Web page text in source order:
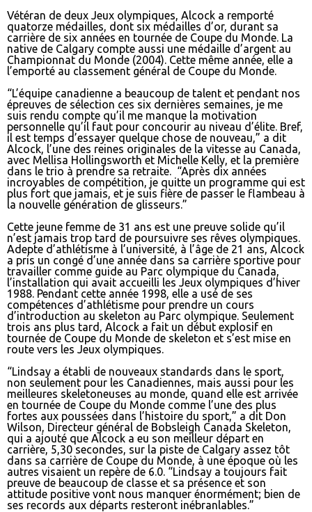
Vétéran de deux Jeux olympiques, Alcock a remporté
quatorze médailles, dont six médailles d’or, durant sa
carrière de six années en tournée de Coupe du Monde. La
native de Calgary compte aussi une médaille d’argent au
Championnat du Monde (2004). Cette même année, elle a
l’emporté au classement général de Coupe du Monde.
“L’équipe canadienne a beaucoup de talent et pendant nos
épreuves de sélection ces six dernières semaines, je me
suis rendu compte qu’il me manque la motivation
personnelle qu’il faut pour concourir au niveau d’élite. Bref,
il est temps d’essayer quelque chose de nouveau,” a dit
Alcock, l’une des reines originales de la vitesse au Canada,
avec Mellisa Hollingsworth et Michelle Kelly, et la première
dans le trio à prendre sa retraite. “Après dix années
incroyables de compétition, je quitte un programme qui est
plus fort que jamais, et je suis fière de passer le flambeau à
la nouvelle génération de glisseurs.”
Cette jeune femme de 31 ans est une preuve solide qu’il
n’est jamais trop tard de poursuivre ses rêves olympiques.
Adepte d’athlétisme à l’université, à l’âge de 21 ans, Alcock
a pris un congé d’une année dans sa carrière sportive pour
travailler comme guide au Parc olympique du Canada,
l’installation qui avait accueilli les Jeux olympiques d’hiver
1988. Pendant cette année 1998, elle a usé de ses
compétences d’athlétisme pour prendre un cours
d’introduction au skeleton au Parc olympique. Seulement
trois ans plus tard, Alcock a fait un début explosif en
tournée de Coupe du Monde de skeleton et s’est mise en
route vers les Jeux olympiques.
“Lindsay a établi de nouveaux standards dans le sport,
non seulement pour les Canadiennes, mais aussi pour les
meilleures skeletoneuses au monde, quand elle est arrivée
en tournée de Coupe du Monde comme l’une des plus
fortes aux poussées dans l’histoire du sport,” a dit Don
Wilson, Directeur général de Bobsleigh Canada Skeleton,
qui a ajouté que Alcock a eu son meilleur départ en
carrière, 5,30 secondes, sur la piste de Calgary assez tôt
dans sa carrière de Coupe du Monde, à une époque où les
autres visaient un repère de 6.0. “Lindsay a toujours fait
preuve de beaucoup de classe et sa présence et son
attitude positive vont nous manquer énormément; bien de
ses records aux départs resteront inébranlables.”